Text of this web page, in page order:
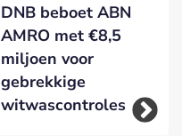
DNB beboet ABN
AMRO met €8,5
miljoen voor
gebrekkige
witwascontroles